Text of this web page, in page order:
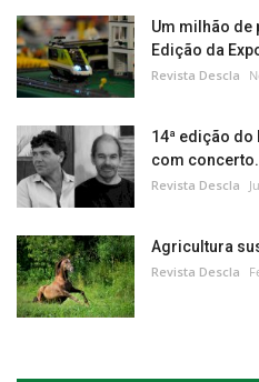
Um milhão de
Edição da
Revista Descla
14ª edição
com
Revista Descla
Agricultura
Revista Descla